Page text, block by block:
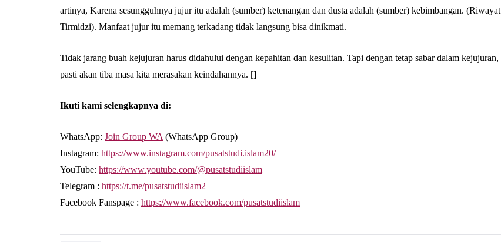
artinya, Karena sesungguhnya jujur itu adalah (sumber) ketenangan dan dusta adalah (sumber) kebimbangan. (Riwayat
Tirmidzi). Manfaat jujur itu memang terkadang tidak langsung bisa dinikmati.
Tidak jarang buah kejujuran harus didahului dengan kepahitan dan kesulitan. Tapi dengan tetap sabar dalam kejujuran,
pasti akan tiba masa kita merasakan keindahannya. []
Ikuti kami selengkapnya di:
WhatsApp: Join Group WA (WhatsApp Group)
Instagram: https://www.instagram.com/pusatstudi.islam20/
YouTube: https://www.youtube.com/@pusatstudiislam
Telegram : https://t.me/pusatstudiislam2
Facebook Fanspage : https://www.facebook.com/pusatstudiislam